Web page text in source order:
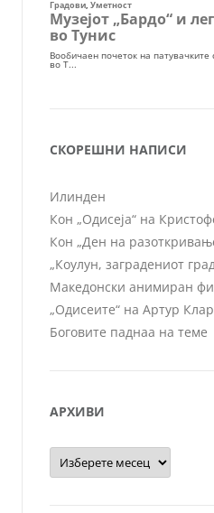
СКОРЕШНИ НАПИСИ
Илинден
Кон „Одисеја“ на
Кон „Ден на
„Коулун, заградениот
Македонски анимиран
„Одисеите“ на Артур
Боговите паднаа на теме
АРХИВИ
Архиви